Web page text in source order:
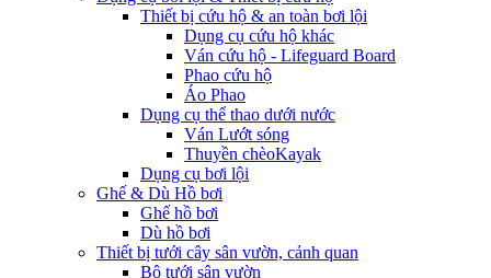
Thiết bị cứu hộ & an toàn bơi lội
Dụng cụ cứu hộ khác
Ván cứu hộ - Lifeguard Board
Phao cứu hộ
Áo Phao
Dụng cụ thể thao dưới nước
Ván Lướt sóng
Thuyền chèoKayak
Dụng cụ bơi lội
Ghế & Dù Hồ bơi
Ghế hồ bơi
Dù hồ bơi
Thiết bị tưới cây sân vườn, cảnh quan
Bộ tưới sân vườn